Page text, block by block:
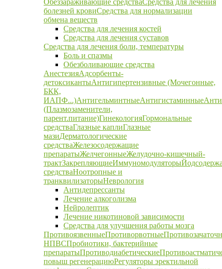
Обеззараживающие средстваСредства для лечения
болезней кровиСредства для нормализации
обмена веществ
Средства для лечения костей
Средства для лечения суставов
Средства для лечения боли, температуры
Боль и спазмы
Обезболивающие средства
АнестезияАдсорбенты-
детоксикантыАнтигипертензивные (Мочегонные,
БКК,
ИАПФ...)АнтигельминтныеАнтигистаминные
(Плазмозаменители,
парент.питание)ГинекологияГормональные
средстваГлазные каплиГлазные
мазиДерматологические
средстваЖелезосодержащие
препаратыЖелчегонныеЖелудочно-кишечный-
трактЗакрепляющиеИммуномодуляторы
средстваНоотропные и
транквилизаторыНеврология
Антидепрессанты
Лечение алкоголизма
Нейролептик
Лечение никотиновой зависимости
Средства для улучшения работы мозга
ПротивоязвенныеПротиворвотные
НПВСПробиотики, бактерийные
препаратыПротиводиабетические
повыш регенерациюРегуляторы эректильной